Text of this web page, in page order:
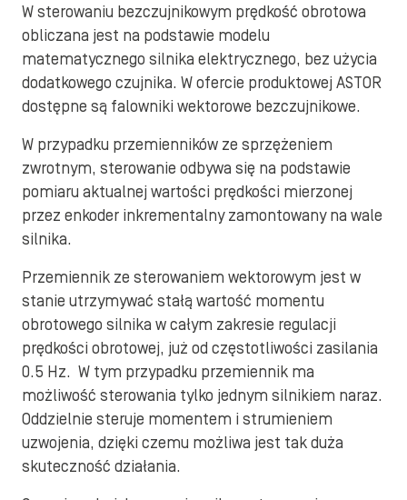
W sterowaniu bezczujnikowym prędkość obrotowa
obliczana jest na podstawie modelu
matematycznego silnika elektrycznego, bez użycia
dodatkowego czujnika. W ofercie produktowej ASTOR
dostępne są falowniki wektorowe bezczujnikowe.
W przypadku przemienników ze sprzężeniem
zwrotnym, sterowanie odbywa się na podstawie
pomiaru aktualnej wartości prędkości mierzonej
przez enkoder inkrementalny zamontowany na wale
silnika.
Przemiennik ze sterowaniem wektorowym jest w
stanie utrzymywać stałą wartość momentu
obrotowego silnika w całym zakresie regulacji
prędkości obrotowej, już od częstotliwości zasilania
0.5 Hz. W tym przypadku przemiennik ma
możliwość sterowania tylko jednym silnikiem naraz.
Oddzielnie steruje momentem i strumieniem
uzwojenia, dzięki czemu możliwa jest tak duża
skuteczność działania.